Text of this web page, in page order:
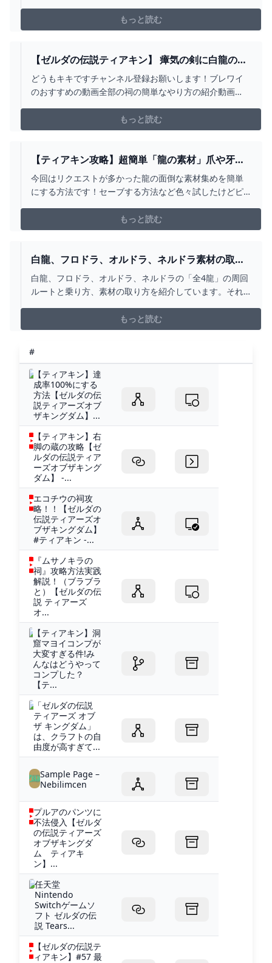
の伝説 ブレス オブ ザ ワイルド 再生リスト
↓https://youtu.be/dtIA2...
もっと読む
【ゼルダの伝説ティアキン】 瘴気の剣に白龍の角
をスクラビルドしてみた - YOUTUBE
どうもキキですチャンネル登録お願いします！ブレワイ
のおすすめの動画全部の祠の簡単なやり方の紹介動画
https://youtu.be/7t5vjKXjM40ゾナウの正体とその根拠の
説明動画https://youtu.be/A-PjEe...
もっと読む
【ティアキン攻略】超簡単「龍の素材」爪や牙を
落とさずに簡単に取る方法を紹介します【ティア
ーズオブザキングダム】 - YOUTUBE
今回はリクエストが多かった龍の面倒な素材集めを簡単
にする方法です！セーブする方法など色々試したけどピ
がよかったら参考にしてみてください！地底ライネル全
てフリーズさせて簡単に討伐する方法
単...
もっと読む
白龍、フロドラ、オルドラ、ネルドラ素材の取り
方、周回ルートと乗り方 「全4龍」 角 牙のか
けら 爪 うろこ 龍岩石 待機場所 注意点
ダム ティアキン - YOUTUBE
白龍、フロドラ、オルドラ、ネルドラの「全4龍」の周回
ルートと乗り方、素材の取り方を紹介しています。それ
ろこ、龍岩石を実際に取っています。0:00 挨拶、進め
方0:22 全ての龍の共通点、あると楽なもの1:13 白龍
もっと読む
#
【ティアキン】達
成率100%にする
方法【ゼルダの伝
説ティアーズオブ
ザキングダム】...
【ティアキン】右
脚の蔵の攻略【ゼ
ルダの伝説ティア
ーズオブザキング
ダム】 -...
エコチウの祠攻
略！！【ゼルダの
伝説ティアーズオ
ブザキングダム】
#ティアキン -...
『ムサノキラの
祠』攻略方法実践
解説！（ブラブラ
と）【ゼルダの伝
説 ティアーズ
オ...
【ティアキン】洞
窟マヨイコンプが
大変すぎる件!み
んなはどうやって
コンプした？
【テ...
「ゼルダの伝説
ティアーズ オブ
ザ キングダム」
は、クラフトの自
由度が高すぎて...
Sample Page –
Nebilimcen
プルアのパンツに
不法侵入【ゼルダ
の伝説ティアーズ
オブザキングダ
ム ティアキ
ン】...
任天堂
Nintendo
Switchゲームソ
フト ゼルダの伝
説 Tears...
【ゼルダの伝説テ
ィアキン】#57 最